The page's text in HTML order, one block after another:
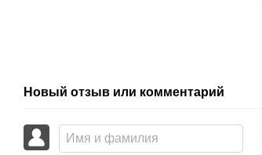
Новый отзыв или комментарий